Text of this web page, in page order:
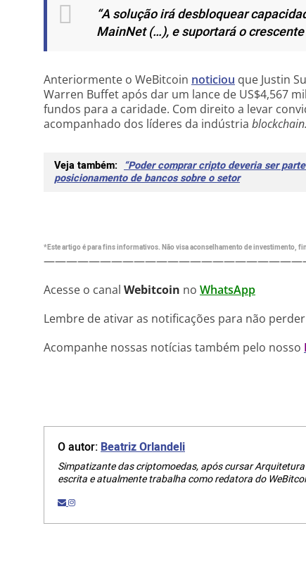
“A solução irá desbloquear
MainNet (…), e suportará o
Anteriormente o WeBitcoin noticiou que Justin
Warren Buffet após dar um lance de US$4,567
fundos para a caridade. Com direito a levar
acompanhado dos líderes da indústria blockchain.
Veja também: “Poder comprar cripto deveria ser
posicionamento de bancos sobre o setor
*Este artigo é para fins informativos. Não visa aconselhamento de investimento,
Acesse o canal Webitcoin no WhatsApp
Lembre de ativar as notificações para não
Acompanhe nossas notícias também pelo nosso
O autor:Beatriz Orlandeli
Simpatizante das criptomoedas, após cursar
escrita e atualmente trabalha como redatora do